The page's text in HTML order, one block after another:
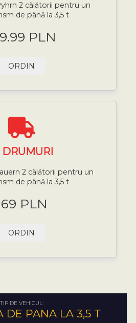
2 călătorii pentru un
de până la 3,5 t
PLN
ORDIN
DRUMURI
2 călătorii pentru un
de până la 3,5 t
PLN
ORDIN
TIP DE VEHICUL:
DE PANA LA 3,5 T